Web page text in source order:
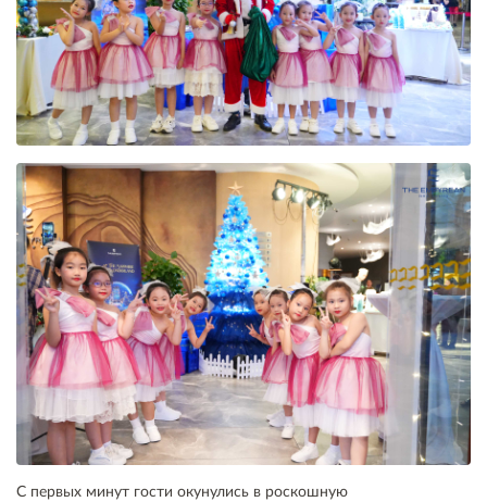
С первых минут гости окунулись в роскошную